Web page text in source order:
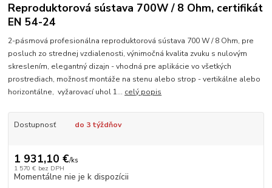
Reproduktorová sústava 700W / 8 Ohm, certifikát
EN 54-24
2-pásmová profesionálna reproduktorová sústava 700 W / 8 Ohm, pre
posluch zo strednej vzdialenosti, výnimočná kvalita zvuku s nulovým
skreslením, elegantný dizajn - vhodná pre aplikácie vo všetkých
prostrediach, možnosť montáže na stenu alebo strop - vertikálne alebo
horizontálne, vyžarovací uhol 1... celý popis
Dostupnosť do 3 týždňov
1 931,10 €/ks
1 570 € bez DPH
Momentálne nie je k dispozícii